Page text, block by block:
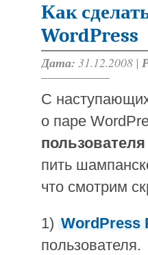
Как
WordPress
Дата: 31.12.2008 |
С
о паре
пользователя
пить
что смотрим
1) WordPress
пользователя.